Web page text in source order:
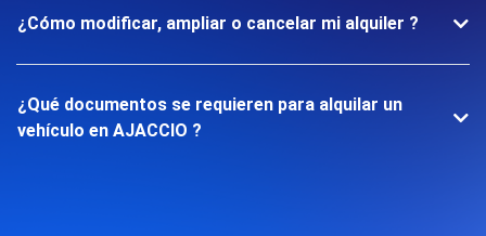
¿Cómo modificar, ampliar o cancelar mi alquiler ?
¿Qué documentos se requieren para alquilar un
vehículo en AJACCIO ?